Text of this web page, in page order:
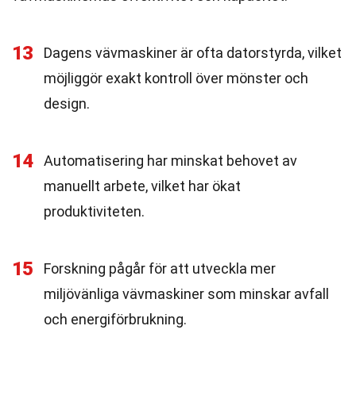
13
Dagens vävmaskiner är ofta datorstyrda, vilket
möjliggör exakt kontroll över mönster och
design.
14
Automatisering har minskat behovet av
manuellt arbete, vilket har ökat
produktiviteten.
15
Forskning pågår för att utveckla mer
miljövänliga vävmaskiner som minskar avfall
och energiförbrukning.